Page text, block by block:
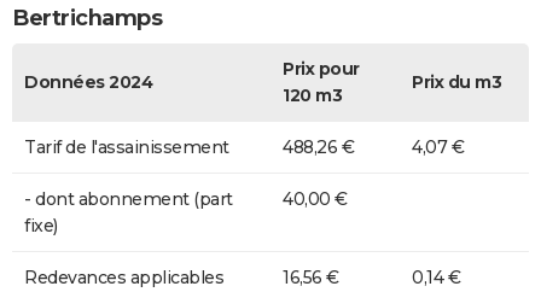
Bertrichamps
Données 2024
Prix pour
120 m3
Prix du m3
Tarif de l'assainissement 488,26 € 4,07 €
- dont abonnement (part
fixe)
40,00 €
Redevances applicables
16,56 € 0,14 €